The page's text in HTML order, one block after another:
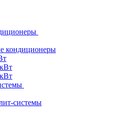
кондиционеры
системы